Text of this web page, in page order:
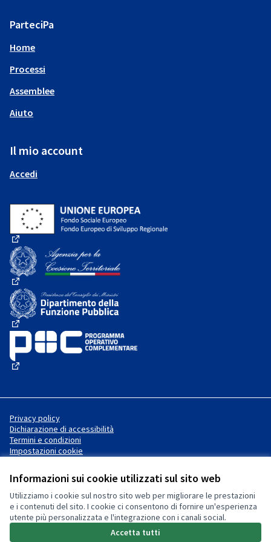
Informazioni sui cookie utilizzati sul sito web
Utilizziamo i cookie sul nostro sito web per migliorare le prestazioni
e i contenuti del sito. I cookie ci consentono di fornire un'esperienza
utente più personalizzata e l'integrazione con i canali social.
Accetta tutti
ParteciPa
Home
Processi
Assemblee
Aiuto
Il mio account
Accedi
(Collegamento esterno)
(Collegamento esterno)
(Collegamento esterno)
Privacy policy
Dichiarazione di accessibilità
Termini e condizioni
Impostazioni cookie
Licenza Creative Commons
(Collegamento esterno)
Sito web creato consoftware
libero
(Collegamento esterno)
.
(Collegamento esterno)